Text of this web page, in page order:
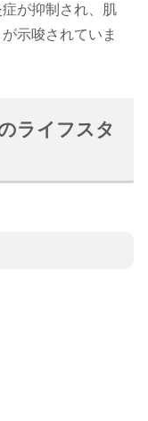
が抑制され、肌
示唆されていま
ライフスタ